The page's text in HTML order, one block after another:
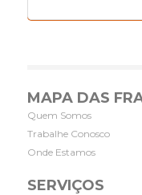
MAPA DAS
Quem Somos
Trabalhe Conosco
Onde Estamos
SERVIÇOS